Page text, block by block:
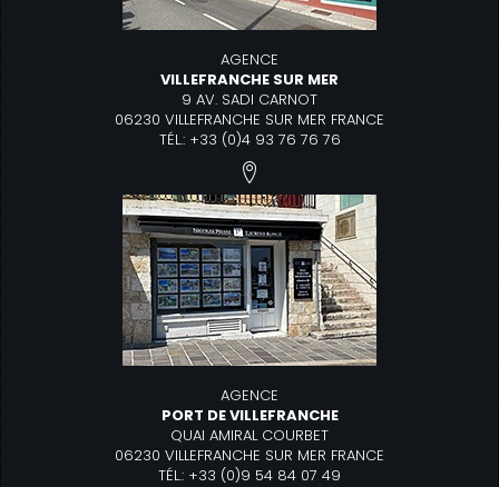
AGENCE
VILLEFRANCHE SUR MER
9 AV. SADI CARNOT
06230 VILLEFRANCHE SUR MER FRANCE
TÉL.: +33 (0)4 93 76 76 76
AGENCE
PORT DE VILLEFRANCHE
QUAI AMIRAL COURBET
06230 VILLEFRANCHE SUR MER FRANCE
TÉL.: +33 (0)9 54 84 07 49